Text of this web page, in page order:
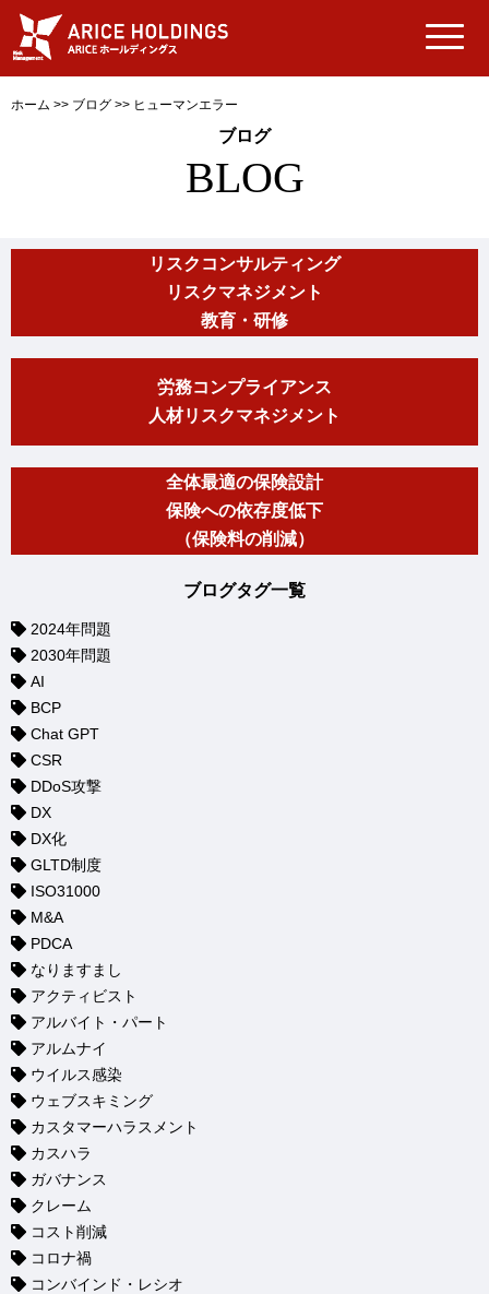
ホーム >> ブログ >> ヒューマンエラー
ブログ
BLOG
リスクコンサルティング
リスクマネジメント
教育・研修
労務コンプライアンス
人材リスクマネジメント
全体最適の保険設計
保険への依存度低下
（保険料の削減）
ブログタグ一覧
2024年問題
2030年問題
AI
BCP
Chat GPT
CSR
DDoS攻撃
DX
DX化
GLTD制度
ISO31000
M&A
PDCA
なりますまし
アクティビスト
アルバイト・パート
アルムナイ
ウイルス感染
ウェブスキミング
カスタマーハラスメント
カスハラ
ガバナンス
クレーム
コスト削減
コロナ禍
コンバインド・レシオ